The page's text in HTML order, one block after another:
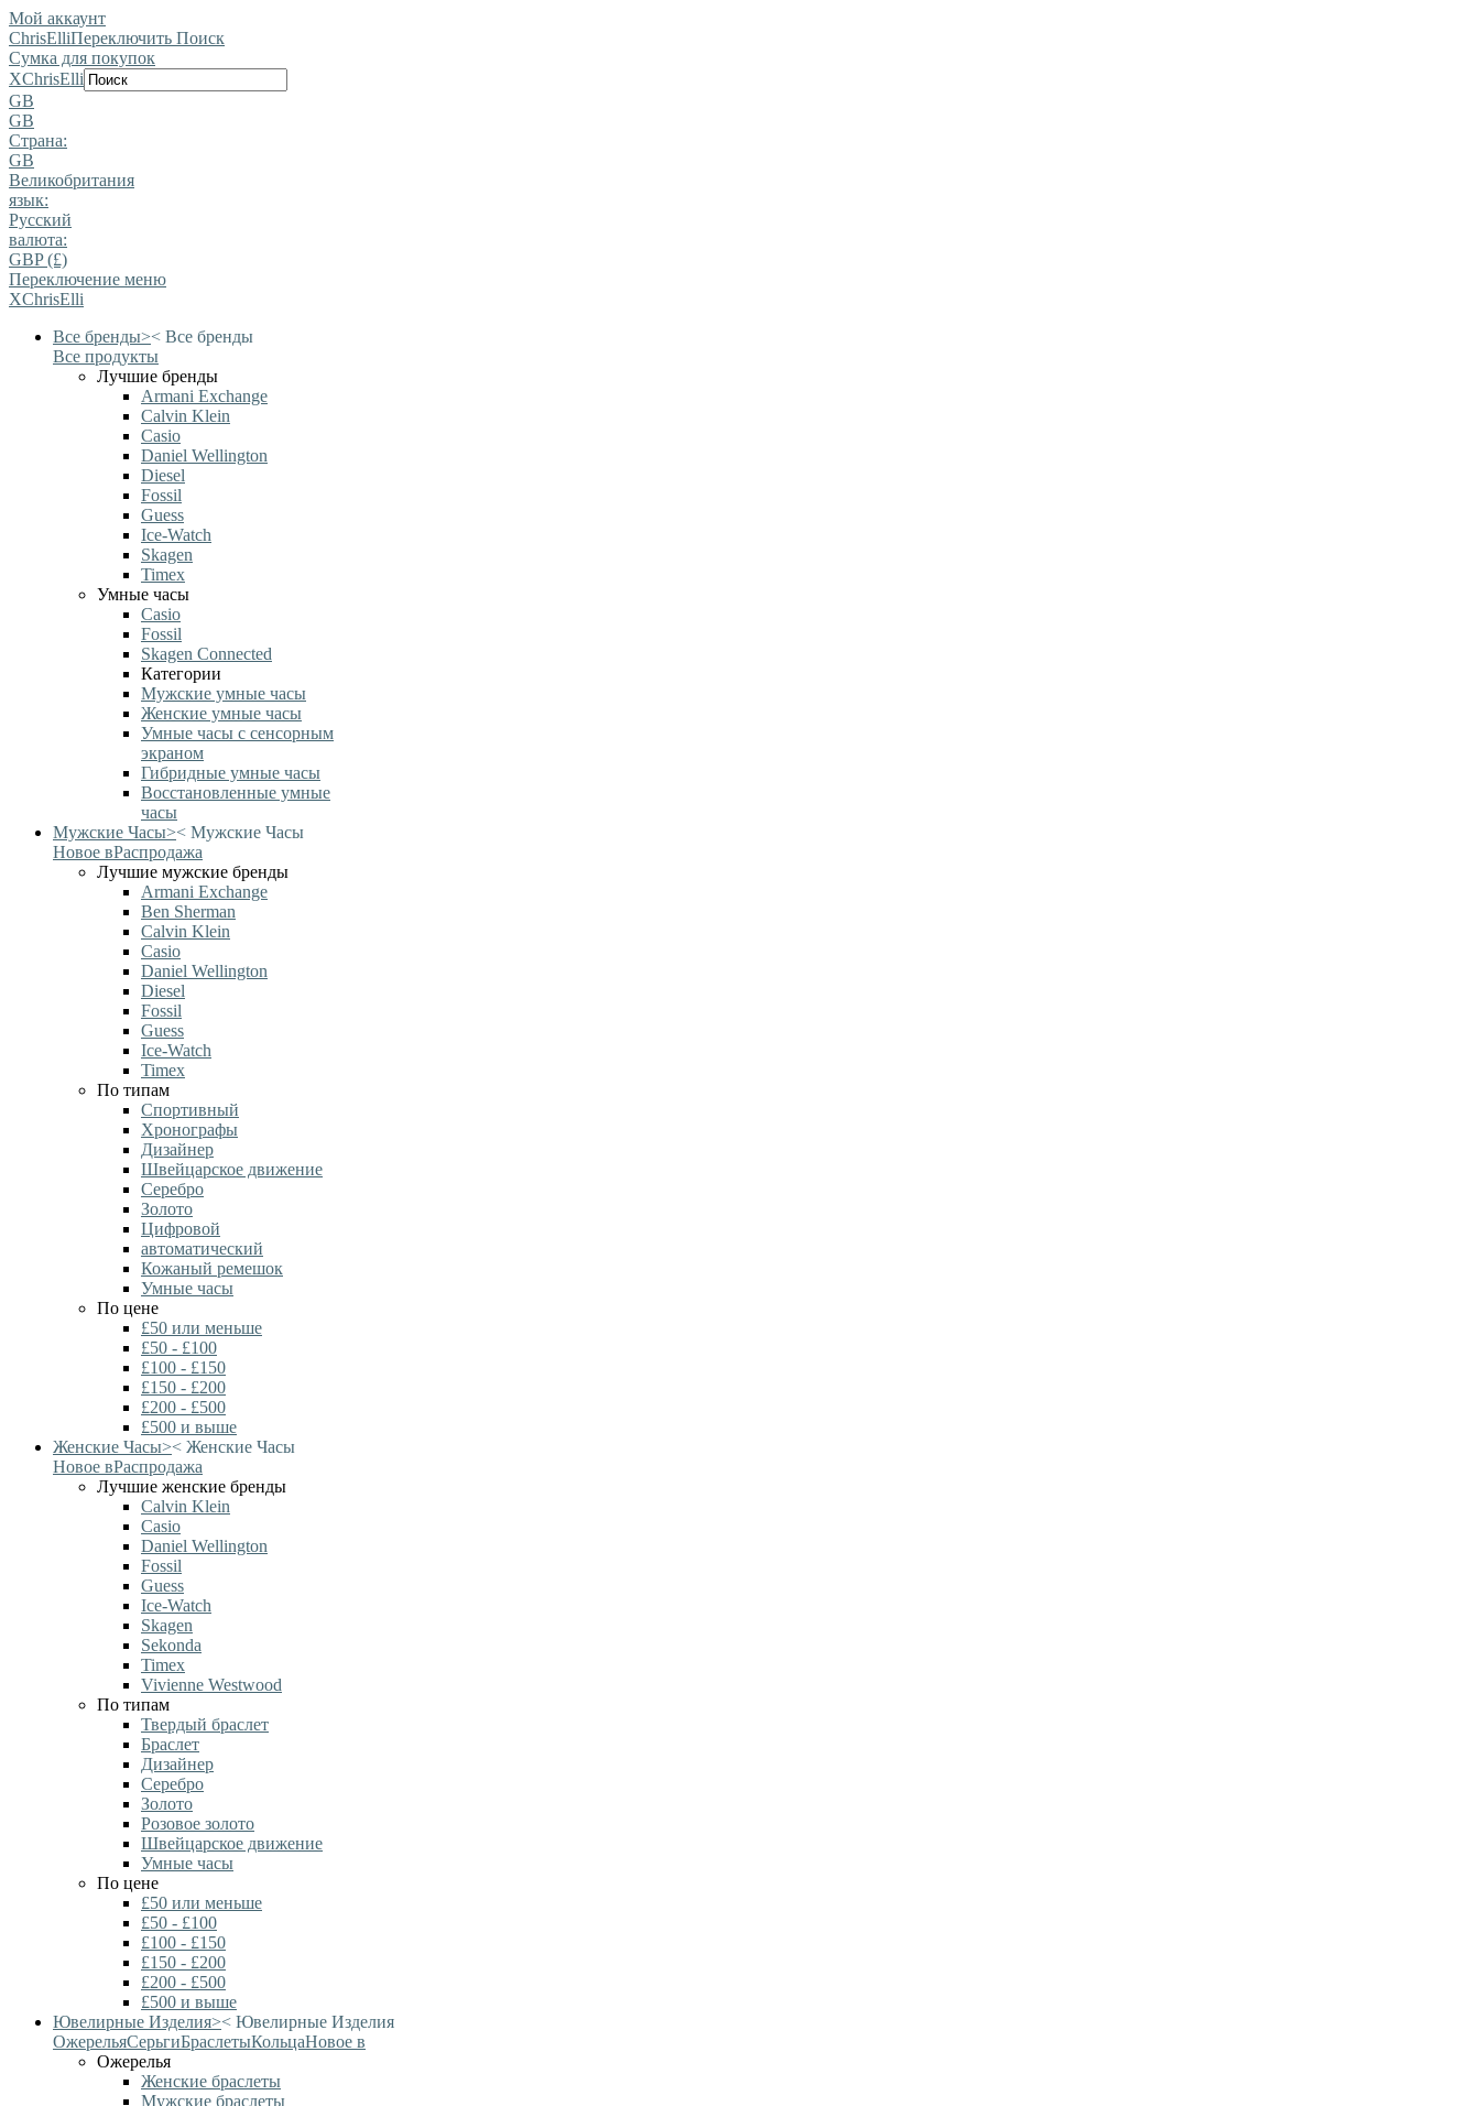
Мой аккаунт
ChrisElliПереключить Поиск
Сумка для покупок
XChrisElli
GB
GB
Страна:
GB
Великобритания
язык:
Pусский
валюта:
GBP (£)
Переключение меню
XChrisElli
Все бренды>< Все бренды
Все продукты
Лучшие бренды
Armani Exchange
Calvin Klein
Casio
Daniel Wellington
Diesel
Fossil
Guess
Ice-Watch
Skagen
Timex
Умные часы
Casio
Fossil
Skagen Connected
Категории
Мужские умные часы
Женские умные часы
Умные часы с сенсорным
экраном
Гибридные умные часы
Восстановленные умные
часы
Мужские Часы>< Мужские Часы
Новое вРаспродажа
Лучшие мужские бренды
Armani Exchange
Ben Sherman
Calvin Klein
Casio
Daniel Wellington
Diesel
Fossil
Guess
Ice-Watch
Timex
По типам
Спортивный
Хронографы
Дизайнер
Швейцарское движение
Серебро
Золото
Цифровой
автоматический
Кожаный ремешок
Умные часы
По цене
£50 или меньше
£50 - £100
£100 - £150
£150 - £200
£200 - £500
£500 и выше
Женские Часы>< Женские Часы
Новое вРаспродажа
Лучшие женские бренды
Calvin Klein
Casio
Daniel Wellington
Fossil
Guess
Ice-Watch
Skagen
Sekonda
Timex
Vivienne Westwood
По типам
Твердый браслет
Браслет
Дизайнер
Серебро
Золото
Розовое золото
Швейцарское движение
Умные часы
По цене
£50 или меньше
£50 - £100
£100 - £150
£150 - £200
£200 - £500
£500 и выше
Ювелирные Изделия>< Ювелирные Изделия
ОжерельяСерьгиБраслетыКольцаНовое в
Ожерелья
Женские браслеты
Мужские браслеты